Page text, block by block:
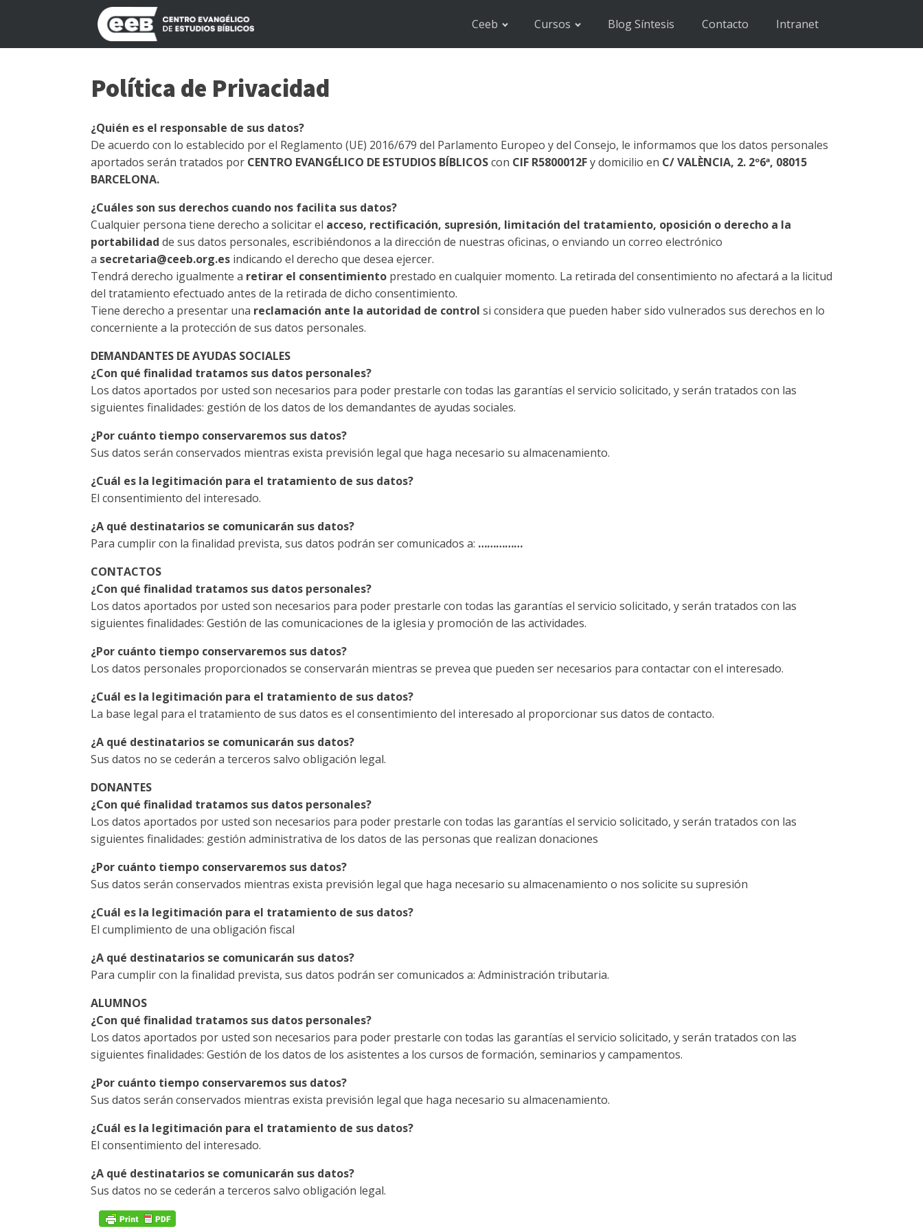
Ceeb Cursos Blog Síntesis Contacto Intranet
Política de Privacidad
¿Quién es el responsable de sus datos?
De acuerdo con lo establecido por el Reglamento (UE) 2016/679 del Parlamento Europeo y del Consejo, le informamos que los datos personales
aportados serán tratados por CENTRO EVANGÉLICO DE ESTUDIOS BÍBLICOScon CIF R5800012Fy domicilio en C/ VALÈNCIA, 2. 2º6ª, 08015
BARCELONA.
¿Cuáles son sus derechos cuando nos facilita sus datos?
Cualquier persona tiene derecho a solicitar el acceso, rectificación, supresión, limitación del tratamiento, oposición o derecho a la
portabilidad de sus datos personales, escribiéndonos a la dirección de nuestras oficinas, o enviando un correo electrónico
a secretaria@ceeb.org.es indicando el derecho que desea ejercer.
Tendrá derecho igualmente a retirar el consentimiento prestado en cualquier momento. La retirada del consentimiento no afectará a la licitud
del tratamiento efectuado antes de la retirada de dicho consentimiento.
Tiene derecho a presentar una reclamación ante la autoridad de control si considera que pueden haber sido vulnerados sus derechos en lo
concerniente a la protección de sus datos personales.
DEMANDANTES DE AYUDAS SOCIALES
¿Con qué finalidad tratamos sus datos personales?
Los datos aportados por usted son necesarios para poder prestarle con todas las garantías el servicio solicitado, y serán tratados con las
siguientes finalidades: gestión de los datos de los demandantes de ayudas sociales.
¿Por cuánto tiempo conservaremos sus datos?
Sus datos serán conservados mientras exista previsión legal que haga necesario su almacenamiento.
¿Cuál es la legitimación para el tratamiento de sus datos?
El consentimiento del interesado.
¿A qué destinatarios se comunicarán sus datos?
Para cumplir con la finalidad prevista, sus datos podrán ser comunicados a: ……………
CONTACTOS
¿Con qué finalidad tratamos sus datos personales?
Los datos aportados por usted son necesarios para poder prestarle con todas las garantías el servicio solicitado, y serán tratados con las
siguientes finalidades: Gestión de las comunicaciones de la iglesia y promoción de las actividades.
¿Por cuánto tiempo conservaremos sus datos?
Los datos personales proporcionados se conservarán mientras se prevea que pueden ser necesarios para contactar con el interesado.
¿Cuál es la legitimación para el tratamiento de sus datos?
La base legal para el tratamiento de sus datos es el consentimiento del interesado al proporcionar sus datos de contacto.
¿A qué destinatarios se comunicarán sus datos?
Sus datos no se cederán a terceros salvo obligación legal.
DONANTES
¿Con qué finalidad tratamos sus datos personales?
Los datos aportados por usted son necesarios para poder prestarle con todas las garantías el servicio solicitado, y serán tratados con las
siguientes finalidades: gestión administrativa de los datos de las personas que realizan donaciones
¿Por cuánto tiempo conservaremos sus datos?
Sus datos serán conservados mientras exista previsión legal que haga necesario su almacenamiento o nos solicite su supresión
¿Cuál es la legitimación para el tratamiento de sus datos?
El cumplimiento de una obligación fiscal
¿A qué destinatarios se comunicarán sus datos?
Para cumplir con la finalidad prevista, sus datos podrán ser comunicados a: Administración tributaria.
ALUMNOS
¿Con qué finalidad tratamos sus datos personales?
Los datos aportados por usted son necesarios para poder prestarle con todas las garantías el servicio solicitado, y serán tratados con las
siguientes finalidades: Gestión de los datos de los asistentes a los cursos de formación, seminarios y campamentos.
¿Por cuánto tiempo conservaremos sus datos?
Sus datos serán conservados mientras exista previsión legal que haga necesario su almacenamiento.
¿Cuál es la legitimación para el tratamiento de sus datos?
El consentimiento del interesado.
¿A qué destinatarios se comunicarán sus datos?
Sus datos no se cederán a terceros salvo obligación legal.